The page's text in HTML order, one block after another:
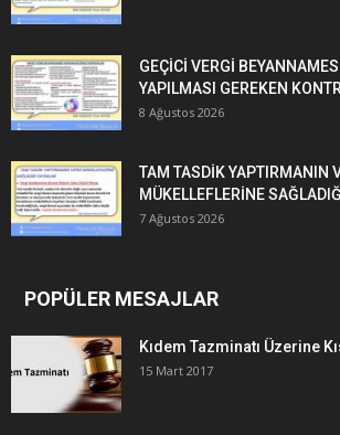
GEÇİCİ VERGİ
YAPILMASI GEREKEN
8 Ağustos 2026
TAM TASDİK YAPTIRMANIN
MÜKELLEFLERİNE
7 Ağustos 2026
POPÜLER MESAJLAR
Kıdem Tazminatı Üzerine
15 Mart 2017